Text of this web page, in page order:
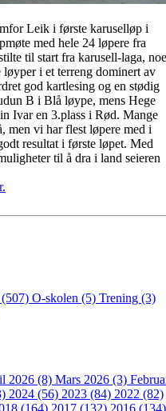
Leik i første karuselløp i
med hele 24 løpere fra
til start fra karusell-laga, noe
løyper i et terreng dominert av
god kartlesing og en stødig
B i Blå løype, mens Hege
Ivar en 3.plass i Rød. Mange
men vi har flest løpere med i
resultat i første løpet. Med
til å dra i land seieren
O-skolen (5) Trening (3)
2026 (8) Mars 2026 (3)
2024 (56) 2023 (84) 2022 (82)